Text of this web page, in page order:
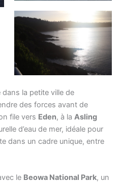
dans la petite ville de
des forces avant de
file vers Eden, à laAsling
d’eau de mer, idéale pour
dans un cadre unique, entre
le Beowa National Park, un